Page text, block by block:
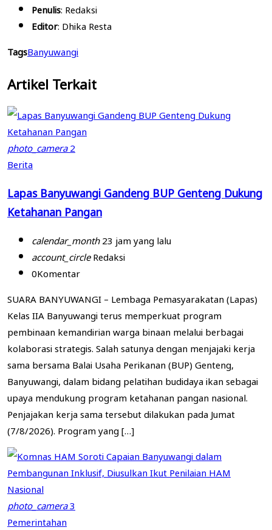
Penulis: Redaksi
Editor: Dhika Resta
TagsBanyuwangi
Artikel Terkait
photo_camera2
Berita
Lapas Banyuwangi Gandeng BUP Genteng Dukung
Ketahanan Pangan
calendar_month23 jam yang lalu
account_circleRedaksi
0Komentar
SUARA BANYUWANGI – Lembaga Pemasyarakatan (Lapas)
Kelas IIA Banyuwangi terus memperkuat program
pembinaan kemandirian warga binaan melalui berbagai
kolaborasi strategis. Salah satunya dengan menjajaki kerja
sama bersama Balai Usaha Perikanan (BUP) Genteng,
Banyuwangi, dalam bidang pelatihan budidaya ikan sebagai
upaya mendukung program ketahanan pangan nasional.
Penjajakan kerja sama tersebut dilakukan pada Jumat
(7/8/2026). Program yang […]
photo_camera3
Pemerintahan